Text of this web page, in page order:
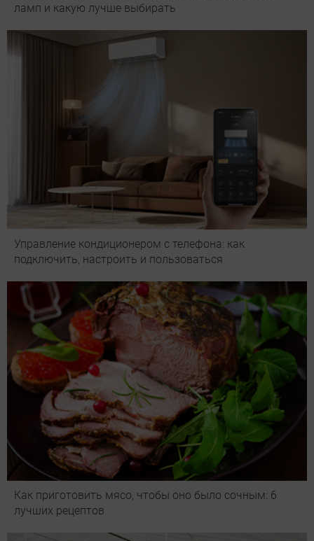
ламп и какую лучше выбирать
Управление кондиционером с телефона: как
подключить, настроить и пользоваться
Как приготовить мясо, чтобы оно было сочным: 6
лучших рецептов